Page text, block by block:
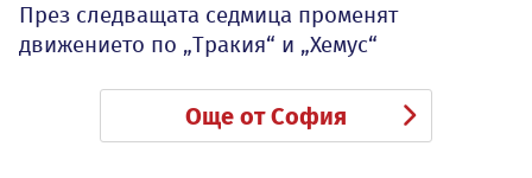
През следващата седмица променят
движението по „Тракия“ и „Хемус“
Още от София